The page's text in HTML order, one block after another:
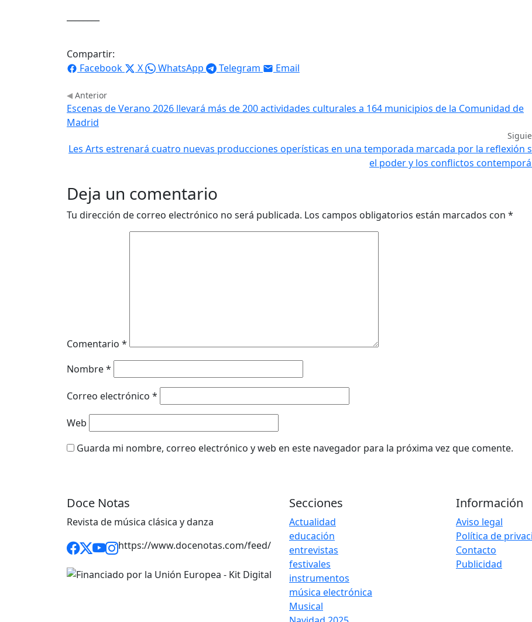
Compartir:
Facebook
X WhatsApp Telegram Email
Anterior
Escenas de Verano 2026 llevará más de 200 actividades culturales a 164 municipios de la Comunidad de
Madrid
Les Arts estrenará cuatro nuevas producciones operísticas en una temporada marcada por la reflexión
el poder y los conflictos
Deja un comentario
Tu dirección de correo electrónico no será publicada. Los campos obligatorios están marcados con *
Comentario *
Nombre*
Correo electrónico *
Web
Guarda mi nombre, correo electrónico y web en este navegador para la próxima vez que comente.
Doce Notas
Revista de música clásica y danza
https://www.docenotas.com/feed/
Secciones
Actualidad
educación
entrevistas
festivales
instrumentos
música electrónica
Musical
Información
Aviso legal
Política de
Contacto
Publicidad